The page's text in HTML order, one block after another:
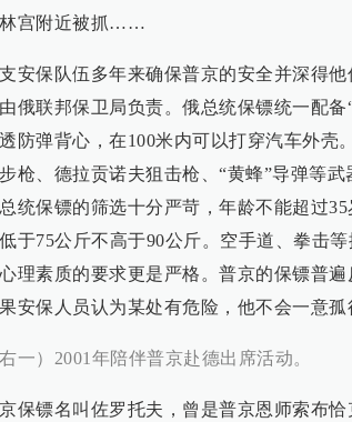
林宫附近被抓……
安保队伍多年来确保普京的安全并深得
俄联邦保卫局负责。俄总统保镖统一配
防弹背心，在100米内可以打穿汽车外壳
枪、德拉贡诺夫狙击枪、“黄蜂”导弹等武
统保镖的筛选十分严苛，年龄不能超过
于75公斤不高于90公斤。空手道、拳击
理素质的要求更是严格。普京的保镖普遍
安保人员认为某处有危险，他不会一意孤
一）2001年陪伴普京赴德出席活动。
保镖名叫佐罗托夫，曾是普京恩师索布恰